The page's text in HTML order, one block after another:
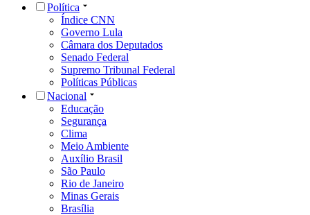
Política
Índice CNN
Governo Lula
Câmara dos Deputados
Senado Federal
Supremo Tribunal Federal
Políticas Públicas
Nacional
Educação
Segurança
Clima
Meio Ambiente
Auxílio Brasil
São Paulo
Rio de Janeiro
Minas Gerais
Brasília